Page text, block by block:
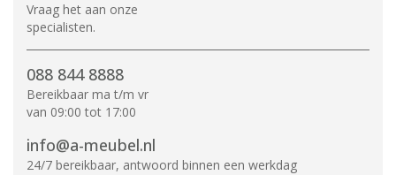
Vraag het aan onze
specialisten.
088 844 8888
Bereikbaar ma t/m vr
van 09:00 tot 17:00
info@a-meubel.nl
24/7 bereikbaar, antwoord binnen een werkdag